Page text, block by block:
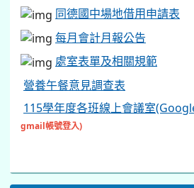
同德國中場地借用申請表
每月會計月報公告
處室表單及相關規範
營養午餐意見調查表
115學年度各班線上會議室
gmail帳號登入)